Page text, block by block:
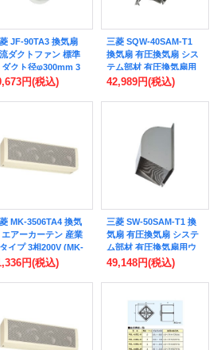
JF-90TA3 換気扇
ダクトファン 標準
ダクト径φ300mm 3
(JF-90TA2 後継
円(税込)
三菱 SQW-40SAM-T1
換気扇 有圧換気扇 シス
テム部材 有圧換気扇用
ウェザーカバー 適用有
給排気形 防虫網標準装
42,989円(税込)
MK-3506TA4 換気
エアーカーテン 産業
イプ 3相200V (MK-
後継品)
円(税込)
三菱 SW-50SAM-T1 換
気扇 有圧換気扇 システ
ム部材 有圧換気扇用ウ
ェザーカバー 適用有圧
50cm 排気形 防虫網標
49,148円(税込)